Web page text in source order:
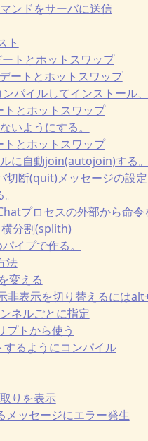
ンドをサーバに送信
ト
トとホットスワップ
ートとホットスワップ
パイルしてインストール
とホットスワップ
ようにする。
とホットスワップ
に自動join(autojoin)する。
断(quit)メッセージの設定
プロセスの外部から命令
分割(splith)
イプで作る。
法
変える
表示を切り替えるには
ネルごとに指定
トから使う
るようにコンパイル
りを表示
ッセージにエラー発生